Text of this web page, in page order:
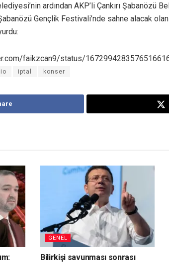
ardından AKP’li Çankırı Şabanözü
Gençlik Festivali’nde sahne alacak
faikzcan9/status/
iptal konser
GENEL
Bilirkişi savunması sonrası